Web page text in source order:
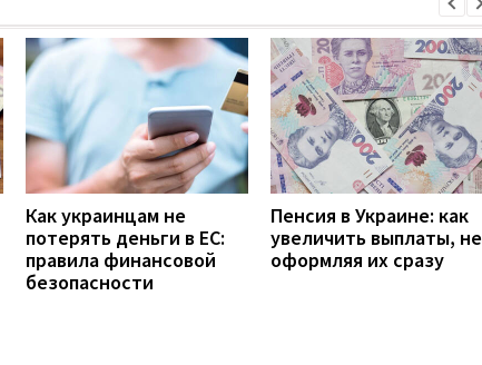
Как украинцам не
потерять деньги в ЕС:
правила финансовой
безопасности
Пенсия в Украине: как
увеличить выплаты, не
оформляя их сразу